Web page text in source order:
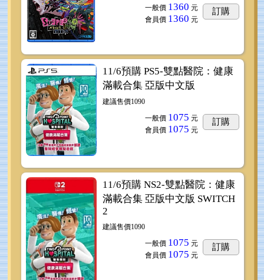
一般價 1360 元
會員價 1360 元
訂購
11/6預購 PS5-雙點醫院：健康
滿載合集 亞版中文版
建議售價1090
一般價 1075 元
會員價 1075 元
訂購
11/6預購 NS2-雙點醫院：健康
滿載合集 亞版中文版 SWITCH
2
建議售價1090
一般價 1075 元
會員價 1075 元
訂購